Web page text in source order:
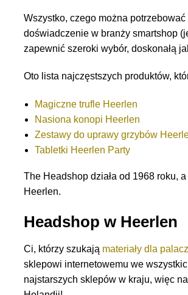
Wszystko, czego można
doświadczenie w branży smartshop
zapewnić szeroki wybór, doskonałą
Oto lista najczęstszych produktów,
Magiczne trufle Heerlen
Nasiona konopi Heerlen
Zestawy do uprawy grzybów
Tabletki Heerlen Party
The Headshop działa od 1968 roku,
Heerlen.
Headshop w Heerlen
Ci, którzy szukają materiały dla
sklepowi internetowemu we
najstarszych sklepów w kraju, więc